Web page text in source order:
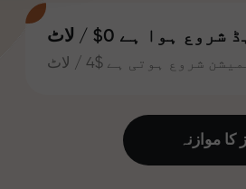
ہوا ہے 0$ / لاٹ
شروع ہوتی ہے $4 / لاٹ
کا موازنہ